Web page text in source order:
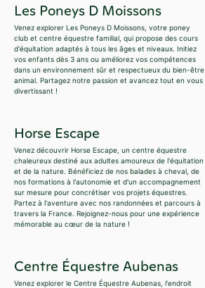
Les Poneys D Moissons
Venez explorer Les Poneys D Moissons, votre poney
club et centre équestre familial, qui propose des cours
d'équitation adaptés à tous les âges et niveaux. Initiez
vos enfants dès 3 ans ou améliorez vos compétences
dans un environnement sûr et respectueux du bien-être
animal. Partagez notre passion et avancez tout en vous
divertissant !
Horse Escape
Venez découvrir Horse Escape, un centre équestre
chaleureux destiné aux adultes amoureux de l'équitation
et de la nature. Bénéficiez de nos balades à cheval, de
nos formations à l'autonomie et d'un accompagnement
sur mesure pour concrétiser vos projets équestres.
Partez à l'aventure avec nos randonnées et parcours à
travers la France. Rejoignez-nous pour une expérience
mémorable au cœur de la nature !
Centre Équestre Aubenas
Venez explorer le Centre Équestre Aubenas, l'endroit